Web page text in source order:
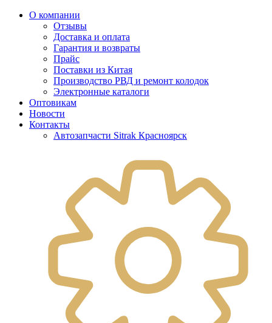
О компании
Отзывы
Доставка и оплата
Гарантия и возвраты
Прайс
Поставки из Китая
Производство РВД и ремонт колодок
Электронные каталоги
Оптовикам
Новости
Контакты
Автозапчасти Sitrak Красноярск